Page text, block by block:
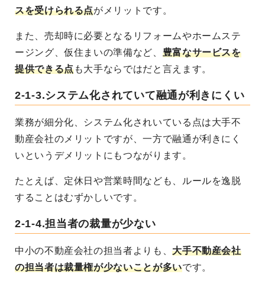
スを受けられる点がメリットです。
また、売却時に必要となるリフォームやホームステ
ージング、仮住まいの準備など、 豊富なサービスを
提供できる点も大手ならではだと言えます。
2-1-3.システム化されていて融通が利きにくい
業務が細分化、システム化されいている点は大手不
動産会社のメリットですが、一方で融通が利きにく
いというデメリットにもつながります。
たとえば、定休日や営業時間なども、ルールを逸脱
することはむずかしいです。
2-1-4.担当者の裁量が少ない
中小の不動産会社の担当者よりも、大手不動産会社
の担当者は裁量権が少ないことが多いです。